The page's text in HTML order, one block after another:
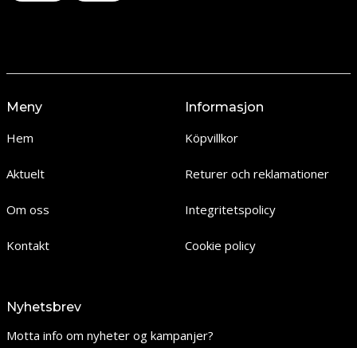
Meny
Hem
Aktuelt
Om oss
Kontakt
Informasjon
Köpvillkor
Returer och reklamationer
Integritetspolicy
Cookie policy
Nyhetsbrev
Motta info om nyheter og kampanjer?